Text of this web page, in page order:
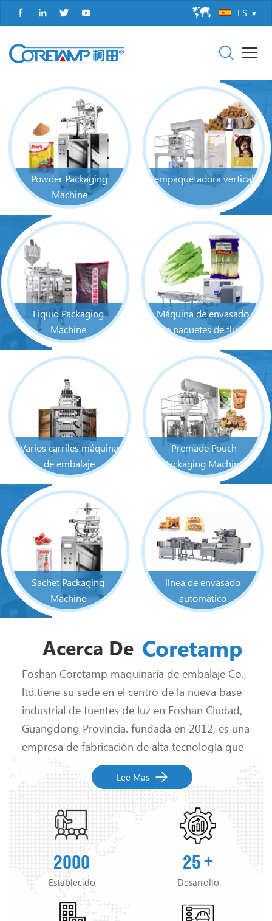
ES
empaquetadora vertical
Powder Packaging
Machine
Liquid Packaging
Machine
Máquina de envasado
de paquetes de flujo
Premade Pouch
Packaging Machine
Varios carriles máquina
de embalaje
Sachet Packaging
Machine
línea de envasado
automático
Acerca De Coretamp
Foshan Coretamp maquinaria de embalaje Co.,
ltd.tiene su sede en el centro de la nueva base
industrial de fuentes de luz en Foshan Ciudad,
Guangdong Provincia. fundada en 2012, es una
empresa de fabricación de alta tecnología que
integra I + D, diseño, producción, ventas y
posventa servicio. especializada en la producción
máquinas de envasado vertical, máquinas de
envasado en línea de procesamiento de
alimentos, máquinas de envasado de verduras,
frutas, productos agrícolas, industria y otras
Lee Mas
2000
Establecido
25
Desarrollo